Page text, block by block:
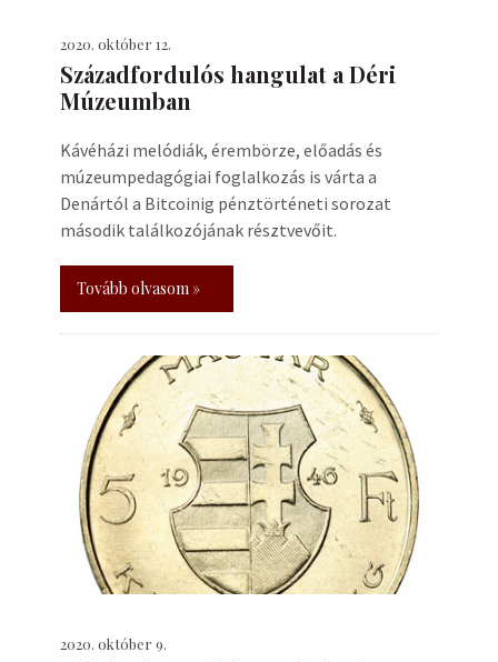
2020. október 12.
Századfordulós hangulat a Déri
Múzeumban
Kávéházi melódiák, érembörze, előadás és
múzeumpedagógiai foglalkozás is várta a
Denártól a Bitcoinig pénztörténeti sorozat
második találkozójának résztvevőit.
Tovább olvasom »
2020. október 9.